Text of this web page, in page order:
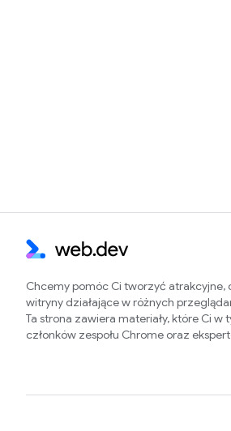
Chcemy pomóc Ci tworzyć atrakcyjne,
witryny działające w różnych
Ta strona zawiera materiały, które Ci
członków zespołu Chrome oraz